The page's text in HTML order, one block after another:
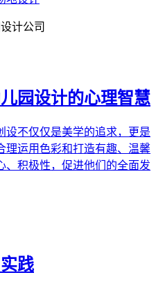
计公司
园设计的心理智慧
设不仅仅是美学的追求，更是
理运用色彩和打造有趣、温馨
、积极性，促进他们的全面发
践